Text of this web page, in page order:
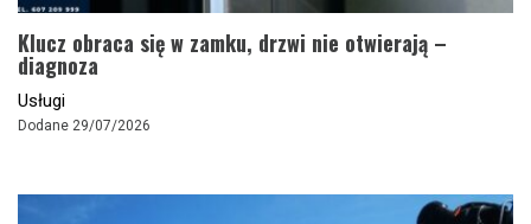
Klucz obraca się w zamku, drzwi nie otwierają –
diagnoza
Usługi
Dodane 29/07/2026